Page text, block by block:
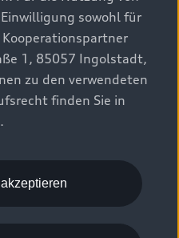
sowohl für
1, 85057 Ingolstadt,
zu den verwendeten
finden Sie in
.